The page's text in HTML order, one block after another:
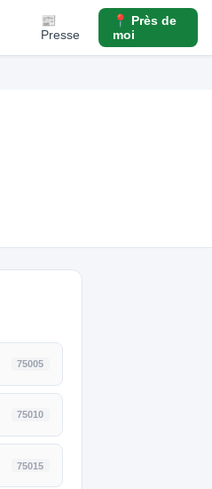
📰
Presse
📍 Près de
moi
75005
75010
75015